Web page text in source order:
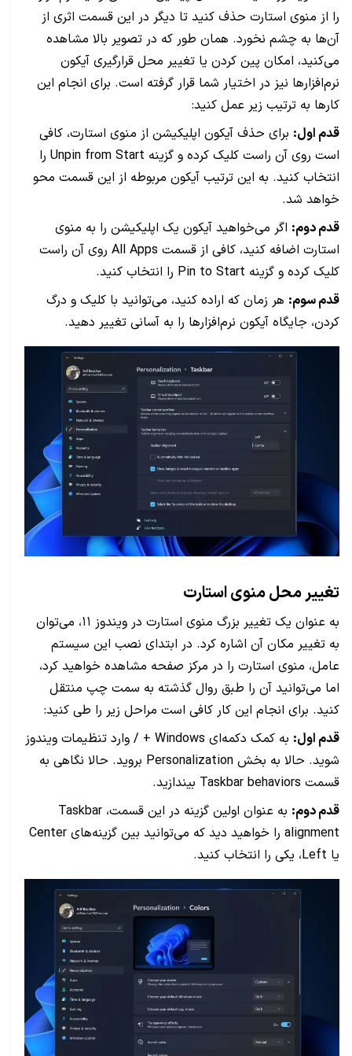
را از منوی استارت حذف کنید تا دیگر در این قسمت اثری از
آن‌ها به چشم نخورد. همان طور که در تصویر بالا مشاهده
می‌کنید، امکان پین کردن یا تغییر محل قرارگیری آیکون
نرم‌افزارها نیز در اختیار شما قرار گرفته است. برای انجام این
کارها به ترتیب زیر عمل کنید:
قدم اول: برای حذف آیکون اپلیکیشن از منوی استارت، کافی
است روی آن راست کلیک کرده و گزینه Unpin from Start را
انتخاب کنید. به این ترتیب آیکون مربوطه از این قسمت محو
خواهد شد.
قدم دوم: اگر می‌خواهید آیکون یک اپلیکیشن را به منوی
استارت اضافه کنید، کافی از قسمت All Apps روی آن راست
کلیک کرده و گزینه Pin to Start را انتخاب کنید.
قدم سوم: هر زمان که اراده کنید، می‌توانید با کلیک و درگ
کردن، جایگاه آیکون نرم‌افزارها را به آسانی تغییر دهید.
تغییر محل منوی استارت
به عنوان یک تغییر بزرگ منوی استارت در ویندوز ۱۱، می‌توان
به تغییر مکان آن اشاره کرد. در ابتدای نصب این سیستم
عامل، منوی استارت را در مرکز صفحه مشاهده خواهید کرد،
اما می‌توانید آن را طبق روال گذشته به سمت چپ منتقل
کنید. برای انجام این کار کافی است مراحل زیر را طی کنید:
قدم اول:
به کمک دکمه‌ای Windows + / وارد تنظیمات ویندوز
شوید. حالا به بخش Personalization بروید. حالا نگاهی به
قسمت Taskbar behaviors بیندازید.
قدم دوم:
به عنوان اولین گزینه در این قسمت، Taskbar
alignment را خواهید دید که می‌توانید بین گزینه‌های Center
یا Left، یکی را انتخاب کنید.